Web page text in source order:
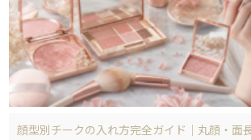
顔型別チークの入れ方完全ガイド｜丸顔・面